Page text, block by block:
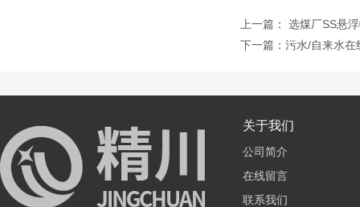
上一篇： 选煤厂SS悬
下一篇： 污水/自来水在
关于我们
公司简介
在线留言
联系我们